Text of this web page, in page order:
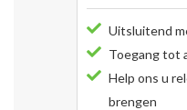
Uitsluitend
Toegang tot
Help ons u
brengen